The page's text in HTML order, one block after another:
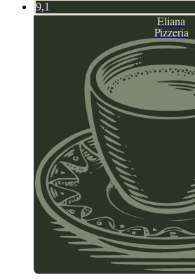
9,1
Eliana
Pizzeria